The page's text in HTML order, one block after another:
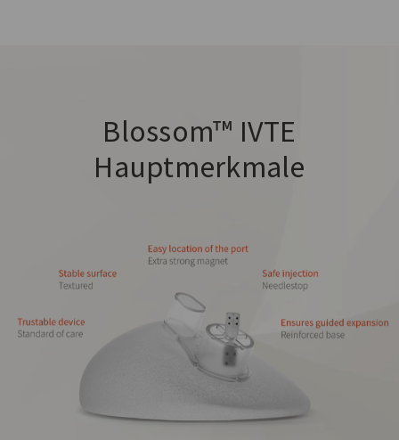
Blossom™ IVTE
Hauptmerkmale